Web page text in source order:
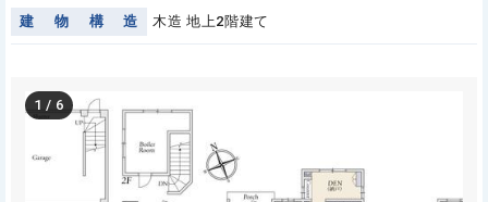
建 物 構 造 木造 地上2階建て
1 / 6